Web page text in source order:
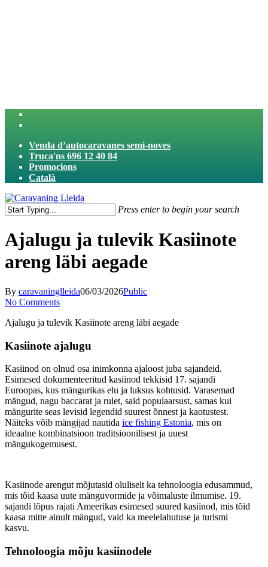
Venda d’autocaravanes semi-noves
Truca'ns 696 12 40 84
Promocions
Català
search
Menu
Press enter to begin your search
Search
Ajalugu ja tulevik Kasiinote
areng läbi aegade
By caravaninglleida06/03/2026Public
No Comments
Ajalugu ja tulevik Kasiinote areng läbi aegade
Kasiinote ajalugu
Kasiinod on olnud osa inimkonna ajaloost juba sajandeid.
Esimesed dokumenteeritud kasiinod tekkisid 17. sajandi
Euroopas, kus mängurikas elu ja luksus kohtusid. Varasemad
mängud, nagu baccarat ja rulet, said populaarsust, samas kui
mängurite seas levisid legendid suurest õnnest ja kaotustest.
Näiteks võib mängijad nautida ice fishing Estonia, mis on
ideaalne kombinatsioon traditsioonilisest ja uuest
mängukogemusest.
Kasiinode arengut mõjutasid oluliselt ka tehnoloogia edusammud,
mis tõid kaasa uute mänguvormide ja võimaluste ilmumise. 19.
sajandi lõpus rajati Ameerikas esimesed suured kasiinod, mis tõid
kaasa mitte ainult mängud, vaid ka meelelahutuse ja turismi
kasvu.
Tehnoloogia mõju kasiinodele